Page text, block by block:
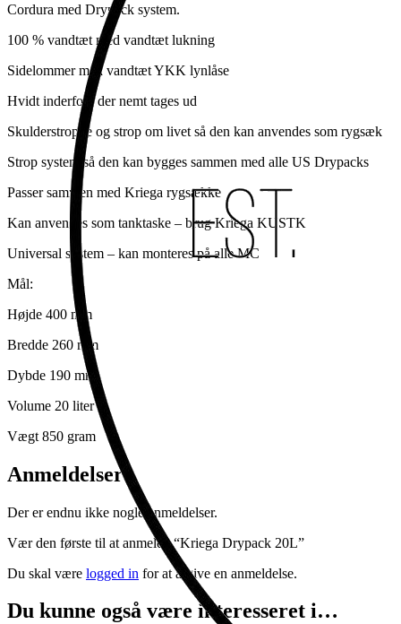
Cordura med Drypack system.
100 % vandtæt med vandtæt lukning
Sidelommer med vandtæt YKK lynlåse
Hvidt inderfoer der nemt tages ud
Skulderstroppe og strop om livet så den kan anvendes som rygsæk
Strop system så den kan bygges sammen med alle US Drypacks
Passer sammen med Kriega rygsække
Kan anvendes som tanktaske – brug Kriega KUSTK
Universal system – kan monteres på alle MC
Mål:
Højde 400 mm
Bredde 260 mm
Dybde 190 mm
Volume 20 liter
Vægt 850 gram
Anmeldelser
Der er endnu ikke nogle anmeldelser.
Vær den første til at anmelde “Kriega Drypack 20L”
Du skal være logged in for at afgive en anmeldelse.
Du kunne også være interesseret i…